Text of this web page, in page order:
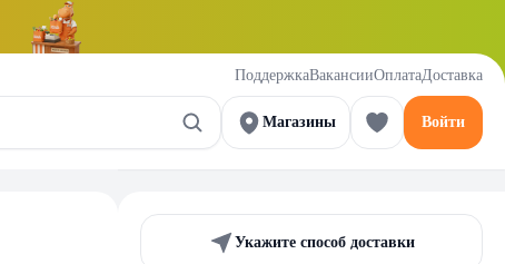
ПоддержкаВакансииОплатаДоставка
Магазины Войти
Укажите способ доставки